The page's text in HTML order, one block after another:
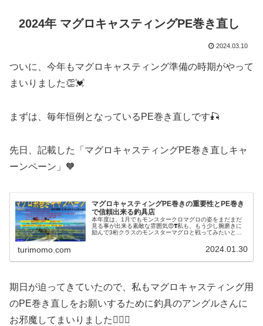
2024年 マグロキャスティングPE巻き直し
2024.03.10
ついに、今年もマグロキャスティング準備の時期がやって
まいりました👏💓
まずは、毎年恒例となっているPE巻き直しです🎣
先日、記載した「マグロキャスティングPE巻き直しキャ
ーンペーン」🧡
マグロキャスティングPE巻きの重要性とPE巻き
で信頼出来る釣具店
本年度は、1月でもモンスタークロマグロの姿をまだまだ
見る事が出来る素敵な雰囲気😍❣️私も、もう少し腕磨きに
励んで3桁クラスのモンスターマグロと戦ってみたいとい
turimomo.com 2024.01.30
期日が迫ってきていたので、私もマグロキャスティング用
のPE巻き直しをお願いするために釣具のアングルさんに
お邪魔してまいりました🙇‍♀️✨